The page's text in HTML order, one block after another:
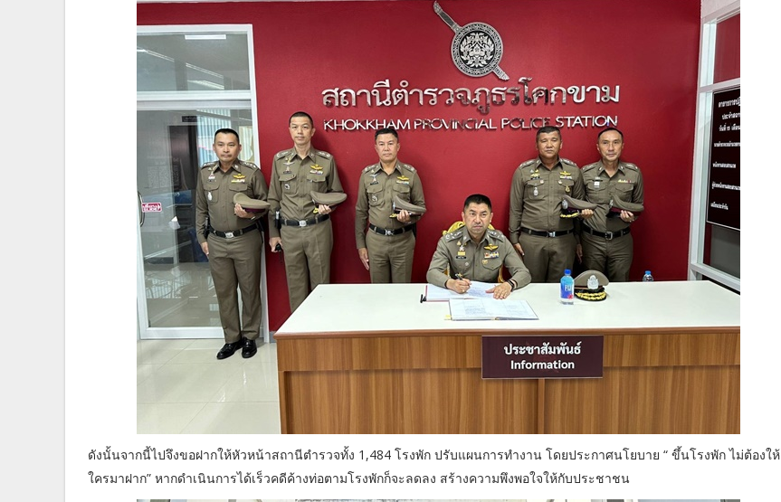
ดังนั้นจากนี้ไปจึงขอฝากให้หัวหน้าสถานีตำรวจทั้ง 1,484 โรงพัก ปรับแผนการทำงาน โดยประกาศนโยบาย “ ขึ้นโรงพัก ไม่ต้องให้
ใครมาฝาก” หากดำเนินการได้เร็วคดีค้างท่อตามโรงพักก็จะลดลง สร้างความพึงพอใจให้กับประชาชน